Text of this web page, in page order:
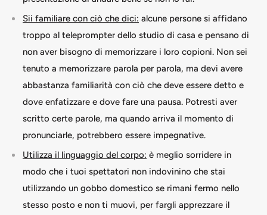
Sii familiare con ciò che dici: alcune persone si affidano
troppo al teleprompter dello studio di casa e pensano di
non aver bisogno di memorizzare i loro copioni. Non sei
tenuto a memorizzare parola per parola, ma devi avere
abbastanza familiarità con ciò che deve essere detto e
dove enfatizzare e dove fare una pausa. Potresti aver
scritto certe parole, ma quando arriva il momento di
pronunciarle, potrebbero essere impegnative.
Utilizza il linguaggio del corpo: è meglio sorridere in
modo che i tuoi spettatori non indovinino che stai
utilizzando un gobbo domestico se rimani fermo nello
stesso posto e non ti muovi, per fargli apprezzare il